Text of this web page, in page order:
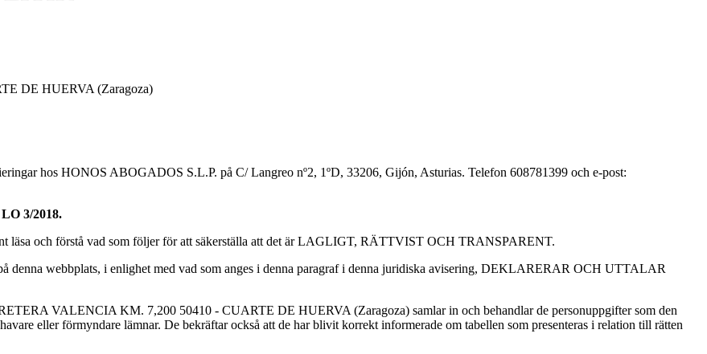
DE HUERVA (Zaragoza)
hos HONOS ABOGADOS S.L.P. på C/ Langreo nº2, 1ºD, 33206, Gijón, Asturias. Telefon 608781399 och e-post:
3/2018.
läsa och förstå vad som följer för att säkerställa att det är LAGLIGT, RÄTTVIST OCH TRANSPARENT.
denna webbplats, i enlighet med vad som anges i denna paragraf i denna juridiska avisering, DEKLARERAR OCH UTTALAR
VALENCIA KM. 7,200 50410 - CUARTE DE HUERVA (Zaragoza) samlar in och behandlar de personuppgifter som den
eller förmyndare lämnar. De bekräftar också att de har blivit korrekt informerade om tabellen som presenteras i relation till rätten